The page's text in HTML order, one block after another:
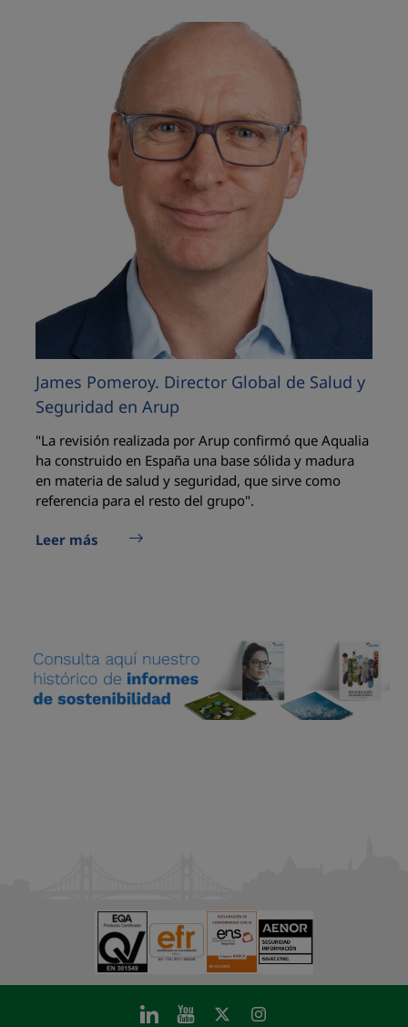
James Pomeroy. Director Global de Salud y
Seguridad en Arup
"La revisión realizada por Arup confirmó que Aqualia
ha construido en España una base sólida y madura
en materia de salud y seguridad, que sirve como
referencia para el resto del grupo".
Leer más